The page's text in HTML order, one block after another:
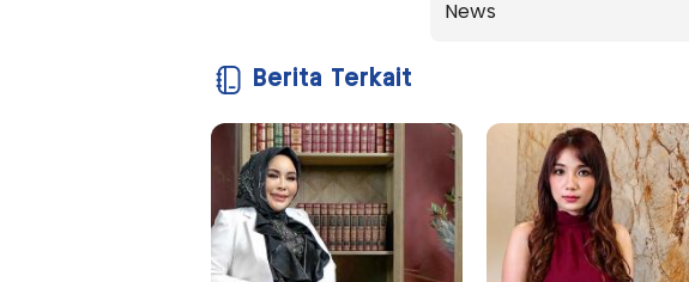
News
Berita Terkait